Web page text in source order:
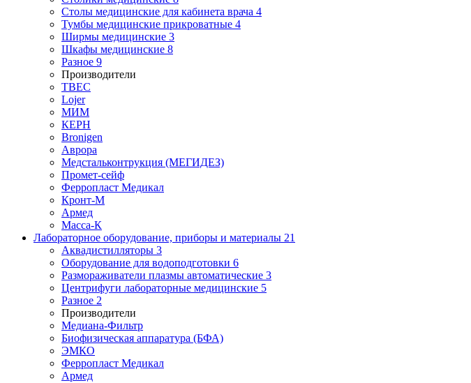
Столы медицинские для кабинета врача 4
Тумбы медицинские прикроватные 4
Ширмы медицинские 3
Шкафы медицинские 8
Разное 9
Производители
ТВЕС
Lojer
МИМ
КЕРН
Bronigen
Аврора
Медстальконтрукция (МЕГИДЕЗ)
Промет-сейф
Ферропласт Медикал
Кронт-М
Армед
Масса-К
Лабораторное оборудование, приборы и материалы 21
Аквадистилляторы 3
Оборудование для водоподготовки 6
Размораживатели плазмы автоматические 3
Центрифуги лабораторные медицинские 5
Разное 2
Производители
Медиана-Фильтр
Биофизическая аппаратура (БФА)
ЭМКО
Ферропласт Медикал
Армед